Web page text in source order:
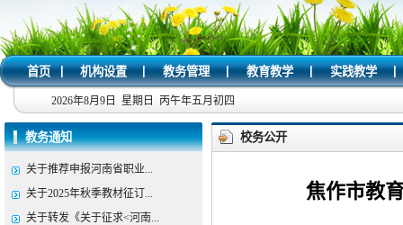
首页 | 机构设置 | 教务管理 | 教育教学 | 实践教学 |
2026年8月9日 星期日 丙午年五月初四
教务通知
关于推荐申报河南省职业...
关于2025年秋季教材征订...
关于转发《关于征求<河南...
校务公开
焦作市教